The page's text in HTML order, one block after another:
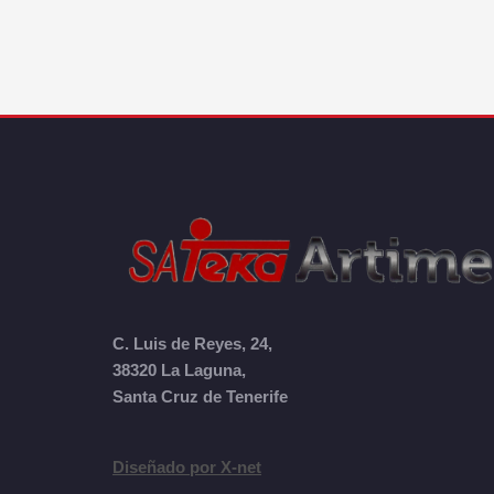
C. Luis de Reyes, 24,
38320 La Laguna,
Santa Cruz de Tenerife
Diseñado por X-net